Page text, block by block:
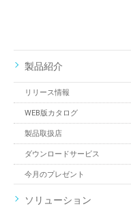
製品紹介
リリース情報
WEB版カタログ
製品取扱店
ダウンロードサービス
今月のプレゼント
ソリューション